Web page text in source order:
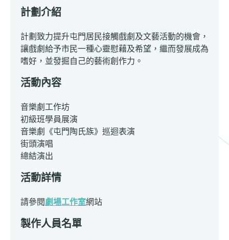
計劃介紹
計劃致力提升屯門居民接觸戲劇及文藝活動的機會，
讓戲劇給予市民一種心靈慰藉及希望，繼而發展成為
嗜好，並發掘自己的藝術創作力。
活動內容
音樂劇工作坊
初級班學員展演
音樂劇《屯門陶氏族》巡迴表演
街頭演唱
總結演出
活動詳情
請參閱劇場工作室網站
製作人員名單